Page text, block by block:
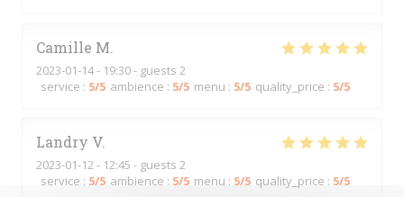
Camille M
2023-01-14- 19:30 - guests 2
service : 5/5 ambience : 5/5 menu : 5/5 quality_price : 5/5
Landry V
2023-01-12 - 12:45 - guests 2
service : 5/5 ambience : 5/5 menu : 5/5 quality_price : 5/5